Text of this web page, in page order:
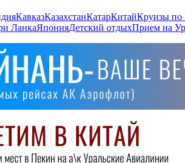
КавказКазахстанКатарКитайКруизы по
ЛанкаЯпонияДетский отдыхПрием на